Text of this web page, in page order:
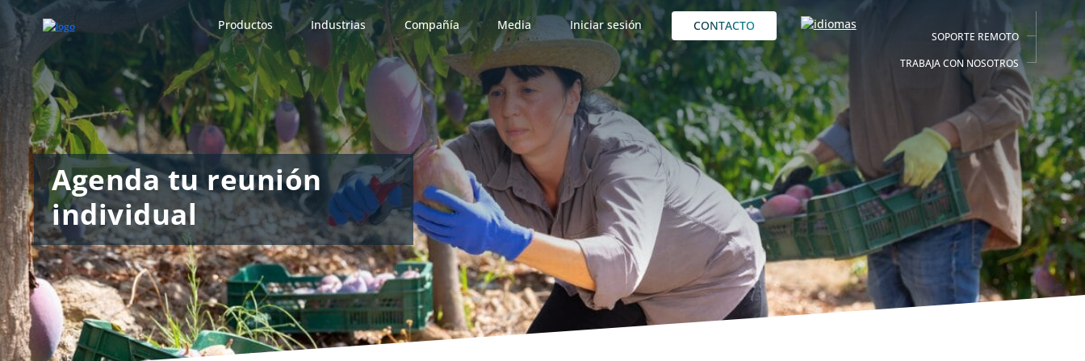
Productos Industrias Compañía Media Iniciar sesión CONTACTO
SOPORTE REMOTO
TRABAJA CON NOSOTROS
Agenda tu reunión
individual